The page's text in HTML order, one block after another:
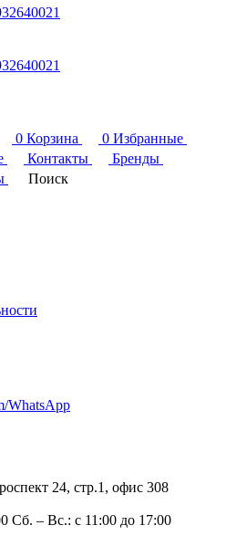
0 Корзина 0 Избранные
Контакты
Бренды
Поиск
WhatsApp
24, стр.1, офис 308
Сб. – Вс.: с 11:00 до 17:00